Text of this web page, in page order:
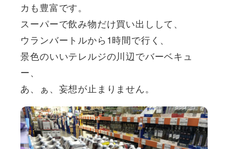
カも豊富です。
スーパーで飲み物だけ買い出しして、
ウランバートルから1時間で行く、
景色のいいテレルジの川辺でバーベキュ
ー、
あ、ぁ、妄想が止まりません。